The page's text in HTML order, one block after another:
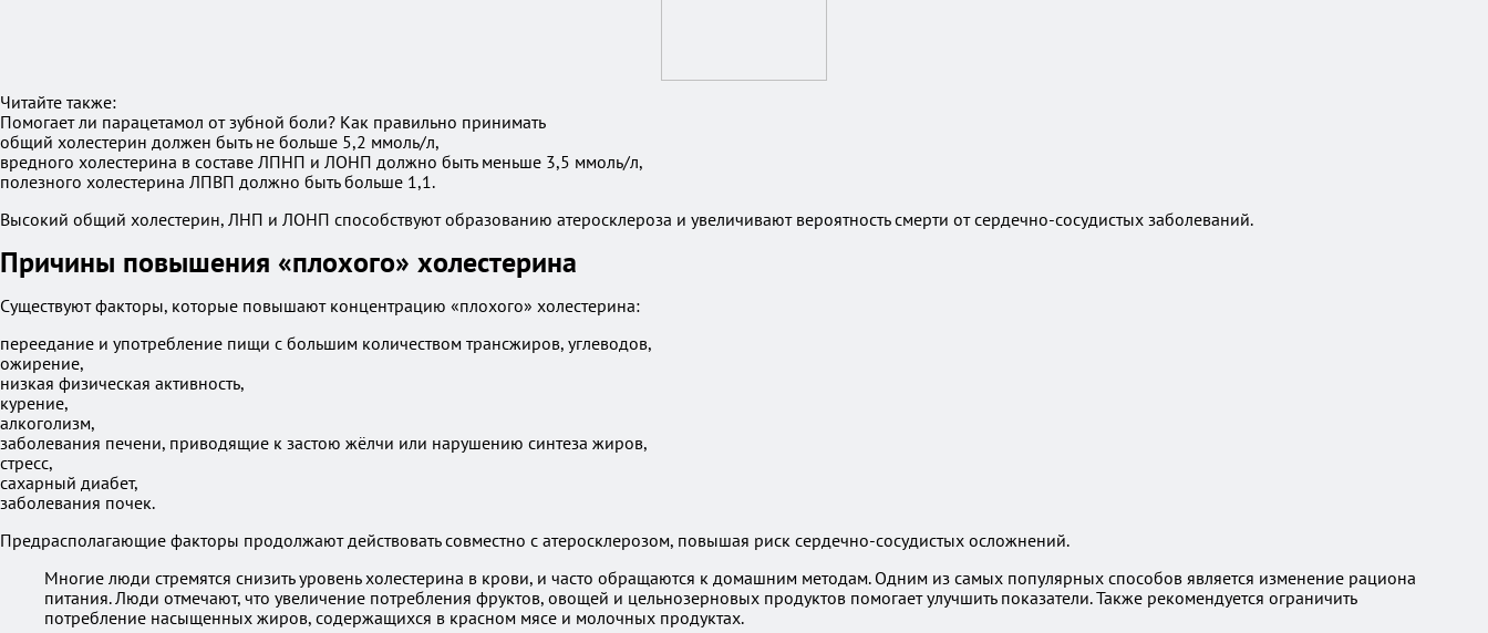
Читайте также:
Помогает ли парацетамол от зубной боли? Как правильно принимать
общий холестерин должен быть не больше 5,2 ммоль/л,
вредного холестерина в составе ЛПНП и ЛОНП должно быть меньше 3,5 ммоль/л,
полезного холестерина ЛПВП должно быть больше 1,1.
Высокий общий холестерин, ЛНП и ЛОНП способствуют образованию атеросклероза и увеличивают вероятность смерти от сердечно-сосудистых заболеваний.
Причины повышения «плохого» холестерина
Существуют факторы, которые повышают концентрацию «плохого» холестерина:
переедание и употребление пищи с большим количеством трансжиров, углеводов,
ожирение,
низкая физическая активность,
курение,
алкоголизм,
заболевания печени, приводящие к застою жёлчи или нарушению синтеза жиров,
стресс,
сахарный диабет,
заболевания почек.
Предрасполагающие факторы продолжают действовать совместно с атеросклерозом, повышая риск сердечно-сосудистых осложнений.
Многие люди стремятся снизить уровень холестерина в крови, и часто обращаются к домашним методам. Одним из самых популярных способов является изменение рациона
питания. Люди отмечают, что увеличение потребления фруктов, овощей и цельнозерновых продуктов помогает улучшить показатели. Также рекомендуется ограничить
потребление насыщенных жиров, содержащихся в красном мясе и молочных продуктах.